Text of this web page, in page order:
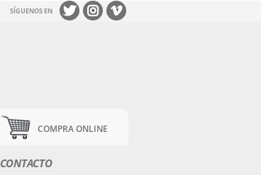
SÍGUENOS EN
COMPRA ONLINE
CONTACTO